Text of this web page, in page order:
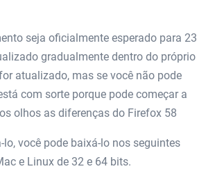
seja oficialmente esperado para 23
gradualmente dentro do próprio
atualizado, mas se você não pode
com sorte porque pode começar a
olhos as diferenças do Firefox 58
lo, você pode baixá-lo nos seguintes
e Linux de 32 e 64 bits.